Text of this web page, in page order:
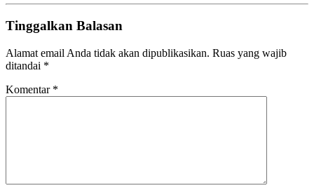
Tinggalkan Balasan
Alamat email Anda tidak akan dipublikasikan. Ruas yang wajib
ditandai *
Komentar *